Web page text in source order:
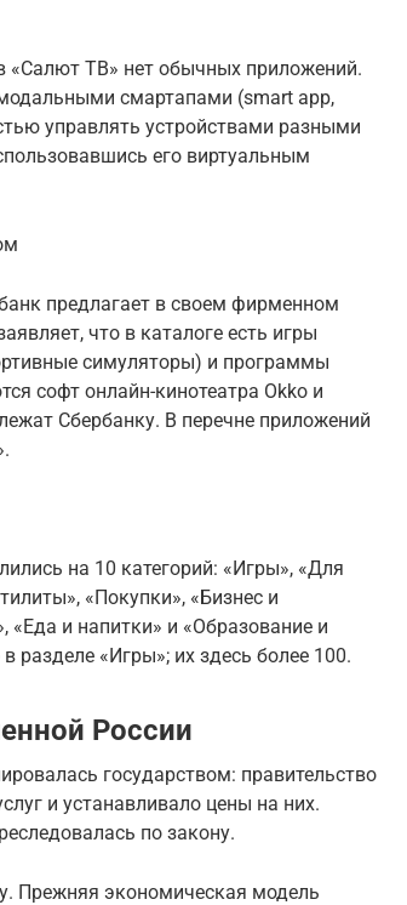
«Салют ТВ» нет обычных приложений.
смартапами (smart app,
управлять устройствами разными
его виртуальным
предлагает в своем фирменном
что в каталоге есть игры
симуляторы) и программы
софт онлайн-кинотеатра Okko и
Сбербанку. В перечне приложений
на 10 категорий: «Игры», «Для
«Покупки», «Бизнес и
и напитки» и «Образование и
разделе «Игры»; их здесь более 100.
России
государством: правительство
и устанавливало цены на них.
по закону.
Прежняя экономическая модель